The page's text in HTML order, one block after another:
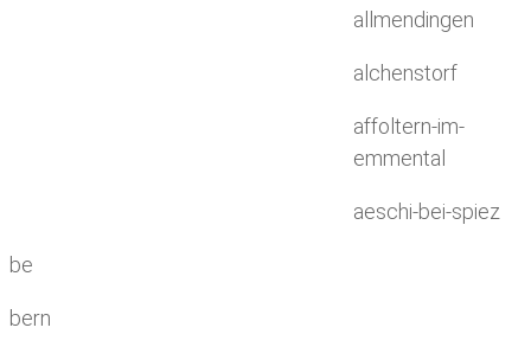
allmendingen
alchenstorf
affoltern-im-
emmental
aeschi-bei-spiez
be
bern